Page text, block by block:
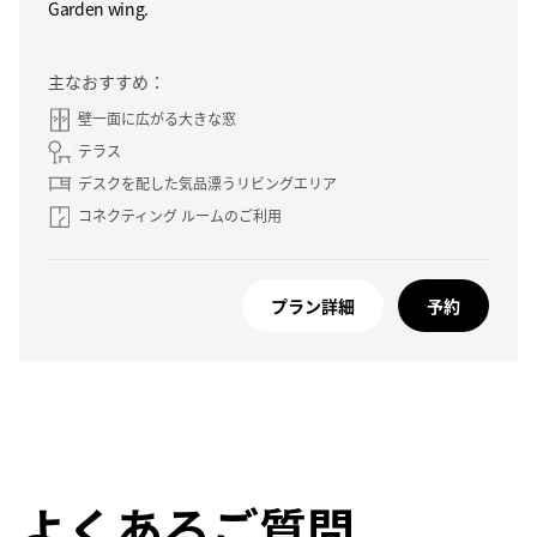
Garden wing.
主なおすすめ：
壁一面に広がる大きな窓
テラス
デスクを配した気品漂うリビングエリア
コネクティング ルームのご利用
プラン詳細 予約